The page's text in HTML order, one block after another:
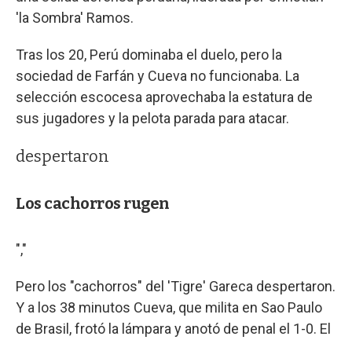
'la Sombra' Ramos.
Tras los 20, Perú dominaba el duelo, pero la
sociedad de Farfán y Cueva no funcionaba. La
selección escocesa aprovechaba la estatura de
sus jugadores y la pelota parada para atacar.
despertaron
Los cachorros rugen
","
Pero los "cachorros" del 'Tigre' Gareca despertaron.
Y a los 38 minutos Cueva, que milita en Sao Paulo
de Brasil, frotó la lámpara y anotó de penal el 1-0. El